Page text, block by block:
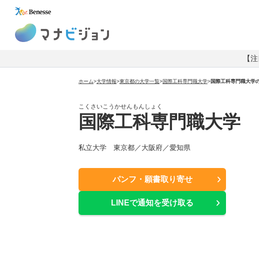
【
ホーム>大学情報>東京都の大学一覧>国際工科専門職大学>国際工科専門職大学
こくさいこうかせんもんしょく
国際工科専門職大学
私立大学 東京都／大阪府／愛知県
パンフ・願書取り寄せ
LINEで通知を受け取る